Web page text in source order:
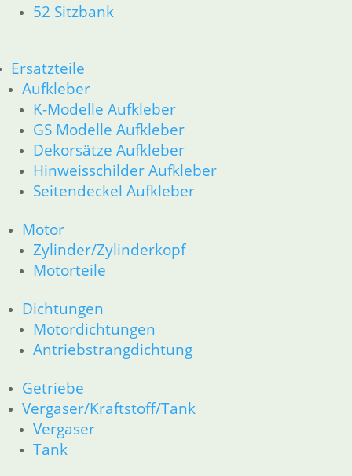
52 Sitzbank
Ersatzteile
Aufkleber
K-Modelle Aufkleber
GS Modelle Aufkleber
Dekorsätze Aufkleber
Hinweisschilder Aufkleber
Seitendeckel Aufkleber
Motor
Zylinder/Zylinderkopf
Motorteile
Dichtungen
Motordichtungen
Antriebstrangdichtung
Getriebe
Vergaser/Kraftstoff/Tank
Vergaser
Tank
Zylinderkopf
13 Vergaser
16 Tank
18 Auspuff
21 Kupplung
23 Getriebe
31 Telegabel
26 Kardanwelle
32 Lenkung
36 Räder
34 Bremsen
46 Rahmen & Verkleidung
51 Spiegel & Schlösser __PDR80Basic
61 Fahrzeugelektrik
62 Instrumente
63 Scheinwerfer
11 Motor
Dichtungen
Zylinderkopf
Kolben/Kolbenringe
12 Motorelektrik